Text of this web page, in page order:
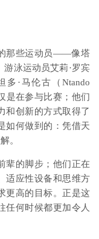
那些运动员——像塔
游泳运动员艾莉·罗宾
多·马伦古（Ntando
是在参与比赛；他们
和创新的方式取得了
如何做到的：凭借天
。
辈的脚步；他们正在
适应性设备和思维方
更高的目标。正是这
任何时候都更加令人